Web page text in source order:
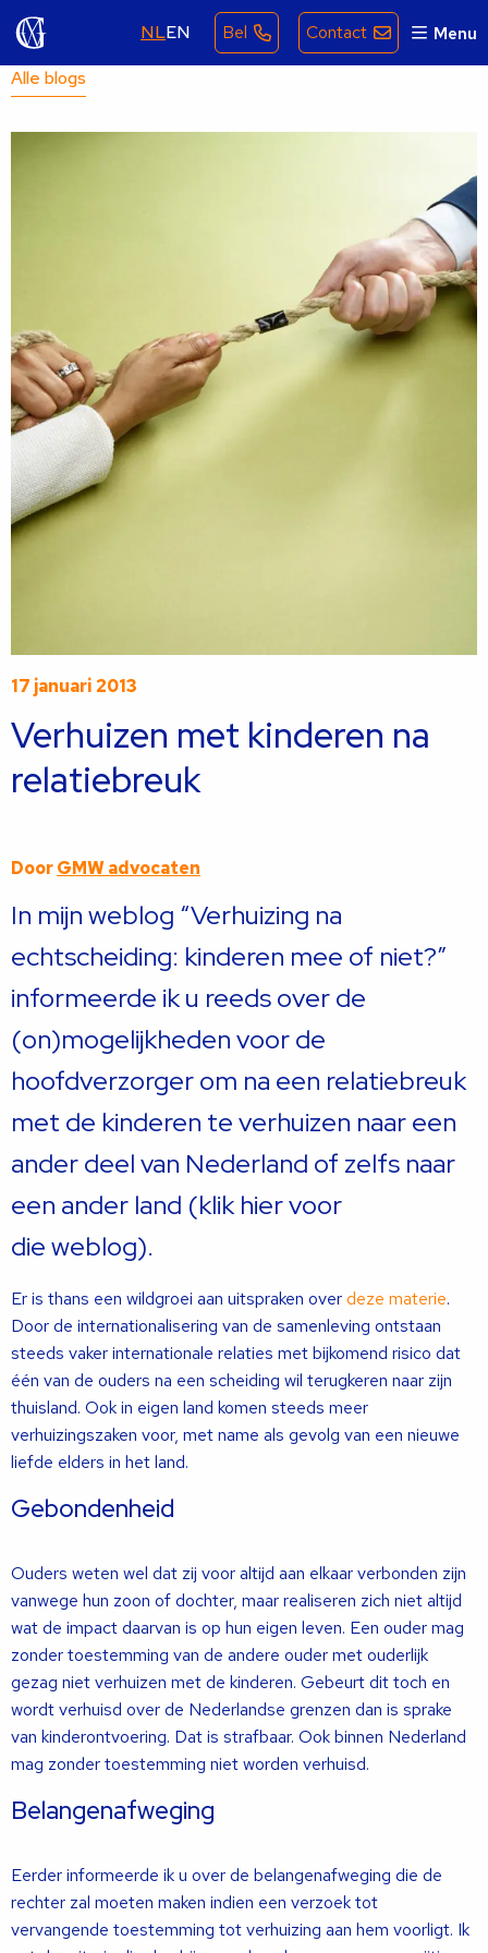
NLEN Bel Contact Menu
Alle blogs
17 januari 2013
Verhuizen met kinderen na
relatiebreuk
DoorGMW advocaten
In mijn weblog “Verhuizing na
echtscheiding: kinderen mee of niet?”
informeerde ik u reeds over de
(on)mogelijkheden voor de
hoofdverzorger om na een relatiebreuk
met de kinderen te verhuizen naar een
ander deel van Nederland of zelfs naar
een ander land (klik hier voor
die weblog).
Er is thans een wildgroei aan uitspraken overdeze materie.
Door de internationalisering van de samenleving ontstaan
steeds vaker internationale relaties met bijkomend risico dat
één van de ouders na een scheiding wil terugkeren naar zijn
thuisland. Ook in eigen land komen steeds meer
verhuizingszaken voor, met name als gevolg van een nieuwe
liefde elders in het land.
Gebondenheid
Ouders weten wel dat zij voor altijd aan elkaar verbonden zijn
vanwege hun zoon of dochter, maar realiseren zich niet altijd
wat de impact daarvan is op hun eigen leven. Een ouder mag
zonder toestemming van de andere ouder met ouderlijk
gezag niet verhuizen met de kinderen. Gebeurt dit toch en
wordt verhuisd over de Nederlandse grenzen dan is sprake
van kinderontvoering. Dat is strafbaar. Ook binnen Nederland
mag zonder toestemming niet worden verhuisd.
Belangenafweging
Eerder informeerde ik u over de belangenafweging die de
rechter zal moeten maken indien een verzoek tot
vervangende toestemming tot verhuizing aan hem voorligt. Ik